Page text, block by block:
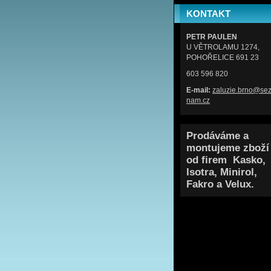
KONTAKT
PETR PAULEN
U VĚTROLAMU 1274,
POHOŘELICE 691 23
603 596 820
E-mail: zaluzie.brno@sez
nam.cz
Prodáváme a
montujeme zboží
od firem Kasko,
Isotra, Minirol,
Fakro a Velux.